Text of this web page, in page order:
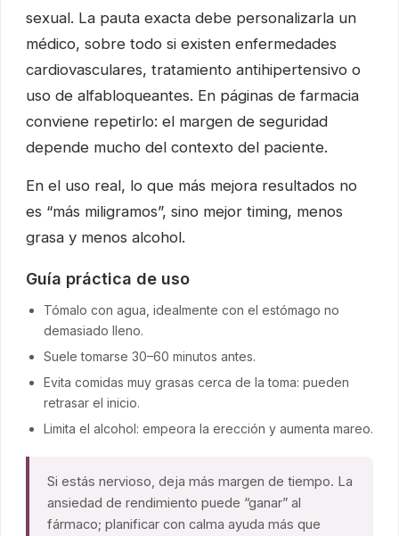
sexual. La pauta exacta debe personalizarla un
médico, sobre todo si existen enfermedades
cardiovasculares, tratamiento antihipertensivo o
uso de alfabloqueantes. En páginas de farmacia
conviene repetirlo: el margen de seguridad
depende mucho del contexto del paciente.
En el uso real, lo que más mejora resultados no
es “más miligramos”, sino mejor timing, menos
grasa y menos alcohol.
Guía práctica de uso
Tómalo con agua, idealmente con el estómago no
demasiado lleno.
Suele tomarse 30–60 minutos antes.
Evita comidas muy grasas cerca de la toma: pueden
retrasar el inicio.
Limita el alcohol: empeora la erección y aumenta mareo.
Si estás nervioso, deja más margen de tiempo. La
ansiedad de rendimiento puede “ganar” al
fármaco; planificar con calma ayuda más que